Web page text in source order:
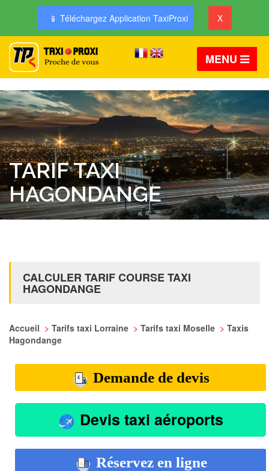
📱 Téléchargez Application TaxiProxi X
MENU
TARIF TAXI
HAGONDANGE
CALCULER TARIF COURSE TAXI
HAGONDANGE
Accueil > Tarifs taxi Lorraine > Tarifs taxi Moselle > Taxis
Hagondange
Demande de devis
Devis taxi aéroports
Réservez en ligne